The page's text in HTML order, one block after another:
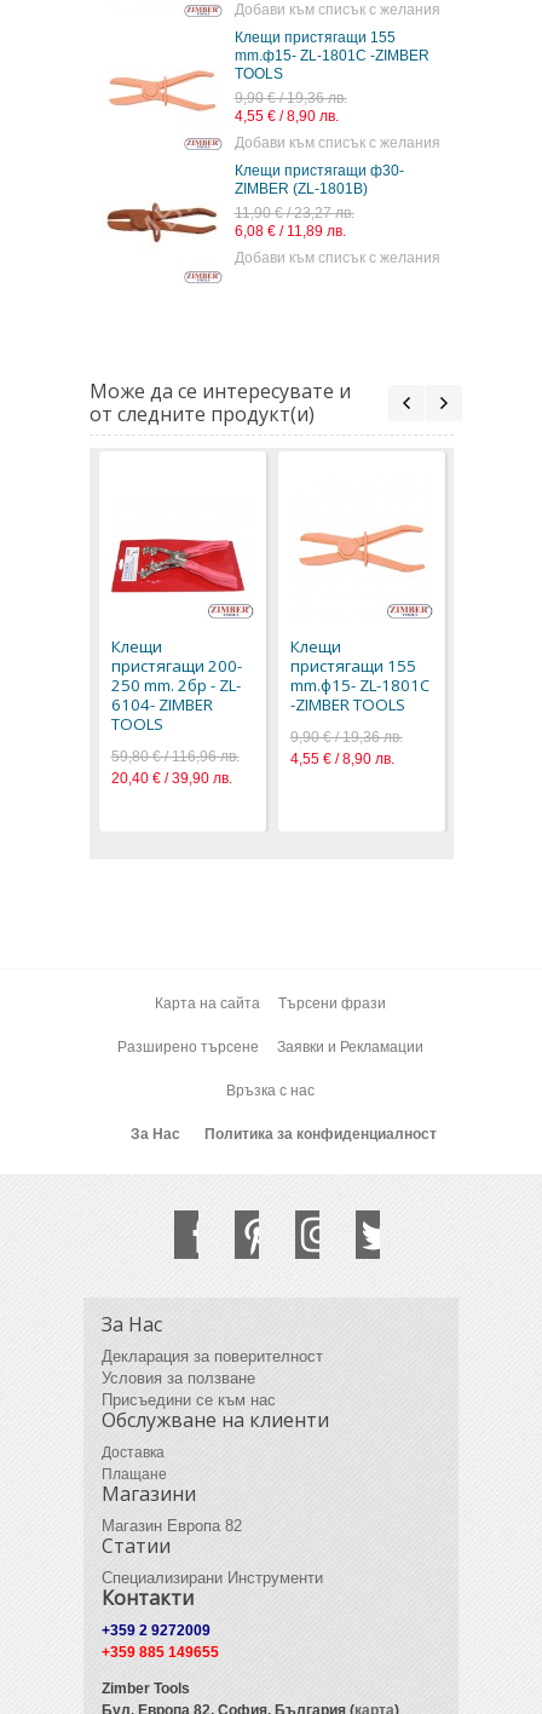
Добави към списък с желания
Клещи пристягащи 155
mm.ф15- ZL-1801C -ZIMBER
TOOLS
9,90 € / 19,36 лв.
4,55 € / 8,90 лв.
Добави към списък с желания
Клещи пристягащи ф30-
ZIMBER (ZL-1801B)
11,90 € / 23,27 лв.
6,08 € / 11,89 лв.
Добави към списък с желания
Може да се интересувате и
от следните продукт(и)
Клещи
пристягащи 200-
250 mm. 2бр - ZL-
6104- ZIMBER
TOOLS
59,80 € / 116,96 лв.
20,40 € / 39,90 лв.
Клещи
пристягащи 155
mm.ф15- ZL-1801C
-ZIMBER TOOLS
9,90 € / 19,36 лв.
4,55 € / 8,90 лв.
Карта на сайта Търсени фрази
Разширено търсене Заявки и Рекламации
Връзка с нас
За Нас Политика за конфиденциалност
За Нас
Декларация за поверителност
Условия за ползване
Присъедини се към нас
Обслужване на клиенти
Доставка
Плащане
Магазини
Магазин Европа 82
Статии
Специализирани Инструменти
Контакти
+359 2 9272009
+359 885 149655
Zimber Tools
Бул. Европа 82, София, България (карта)